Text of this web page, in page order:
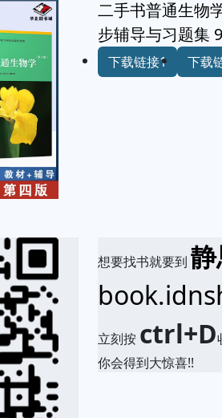
二手书普通生物
步辅导与习题集
下载链接1 下载
想要找书就要到
立刻按 ctrl+D
你会得到大惊喜!!